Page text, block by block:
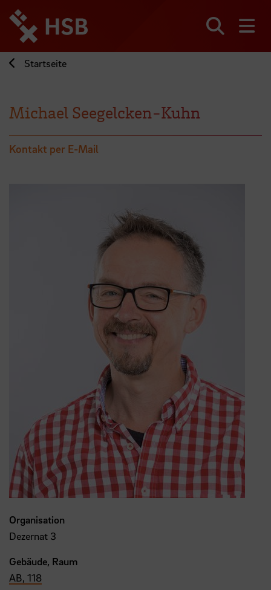
zum
Seiteninhalt
springen
Startseite
Michael Seegelcken-Kuhn
Kontakt per E-Mail
Organisation
Dezernat 3
Gebäude, Raum
AB, 118